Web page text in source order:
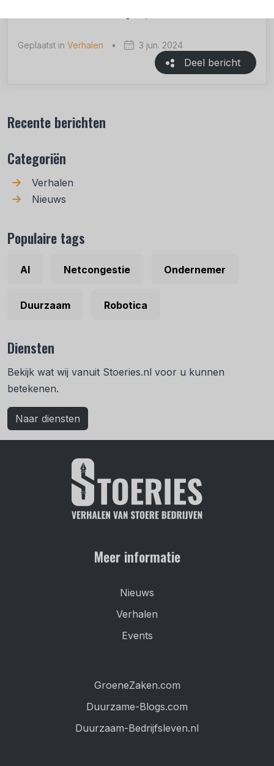
Geplaatst in Verhalen • 3 jun. 2024
Deel bericht
Recente berichten
Categoriën
Verhalen
Nieuws
Populaire tags
AI Netcongestie Ondernemer
Duurzaam Robotica
Diensten
Bekijk wat wij vanuit Stoeries.nl voor u kunnen
betekenen.
Naar diensten
Meer informatie
Nieuws
Verhalen
Events
GroeneZaken.com
Duurzame-Blogs.com
Duurzaam-Bedrijfsleven.nl